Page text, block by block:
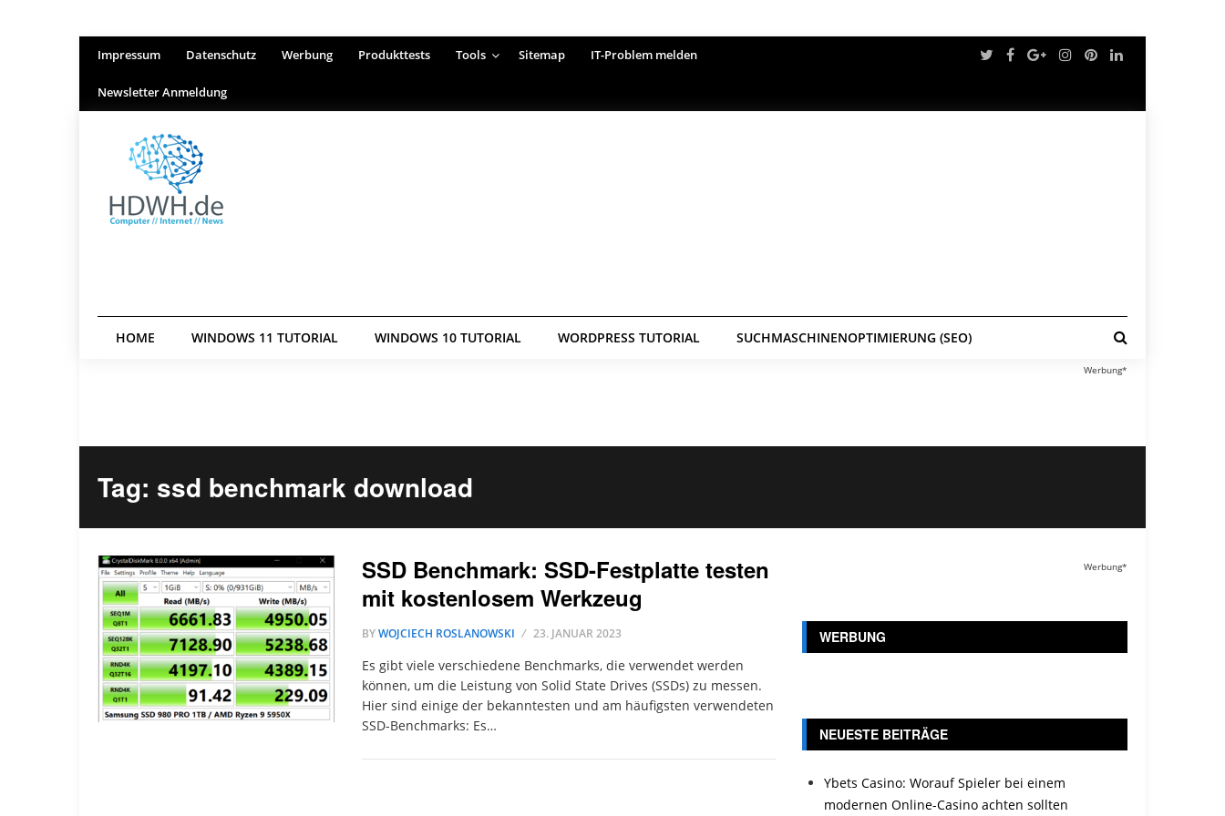
Impressum Datenschutz Werbung Produkttests Tools Sitemap IT-Problem melden
Newsletter Anmeldung
HOME WINDOWS 11 TUTORIAL WINDOWS 10 TUTORIAL WORDPRESS TUTORIAL SUCHMASCHINENOPTIMIERUNG (SEO)
Werbung*
Tag: ssd benchmark download
SSD Benchmark: SSD-Festplatte testen
mit kostenlosem Werkzeug
BYWOJCIECH ROSLANOWSKI 23. JANUAR 2023
Es gibt viele verschiedene Benchmarks, die verwendet werden
können, um die Leistung von Solid State Drives (SSDs) zu messen.
Hier sind einige der bekanntesten und am häufigsten verwendeten
SSD-Benchmarks: Es…
Werbung*
WERBUNG
NEUESTE BEITRÄGE
Ybets Casino: Worauf Spieler bei einem
modernen Online-Casino achten sollten